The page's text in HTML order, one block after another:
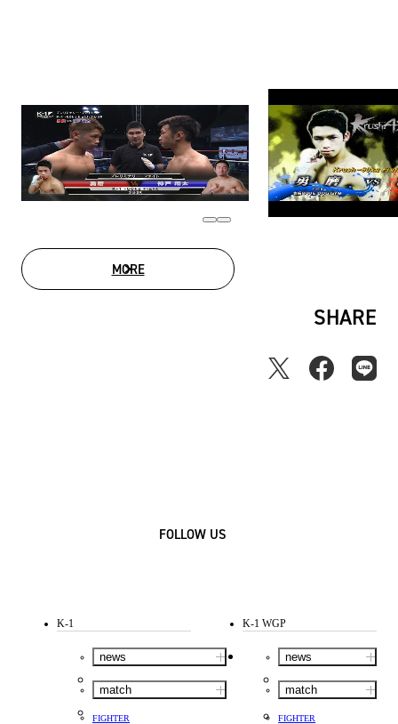
MOREMOVIE LIST
SHARE
FOLLOW US
K-1
news
match
FIGHTER
K-1 WGP
news
match
FIGHTER